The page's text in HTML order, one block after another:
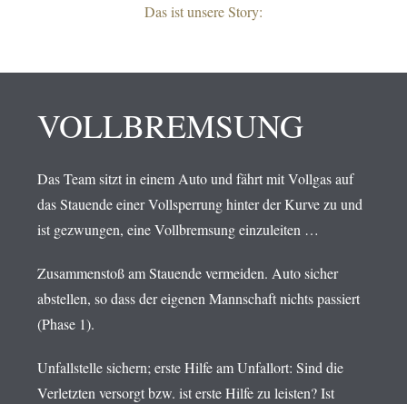
Das ist unsere Story:
VOLL­BREMSUNG
Das Team sitzt in einem Auto und fährt mit Vollgas auf
das Stauende einer Vollsperrung hinter der Kurve zu und
ist gezwungen, eine Vollbremsung einzuleiten …
Zusammenstoß am Stauende vermeiden. Auto sicher
abstellen, so dass der eigenen Mannschaft nichts passiert
(Phase 1).
Unfallstelle sichern; erste Hilfe am Unfallort: Sind die
Verletzten versorgt bzw. ist erste Hilfe zu leisten? Ist